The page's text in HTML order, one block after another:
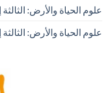
علوم الحياة والأرض:
علوم الحياة والأرض: